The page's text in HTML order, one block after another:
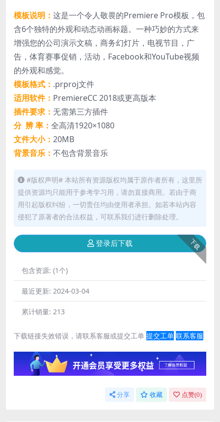
模板说明： 这是一个令人敬畏的Premiere Pro模板，包
含6个独特的外观和动态动画标题。一种巧妙的方式来
增强您的公司演示文稿，商务幻灯片，电视节目，广
告，体育赛事促销，活动，Facebook和YouTube视频
的外观和感觉。
模板格式： .prproj文件
适用软件： PremiereCC 2018或更高版本
插件要求： 无需第三方插件
分 辨 率： 全高清1920×1080
文件大小： 20MB
背景音乐： 不包含背景音乐
#版权声明# 本站所有资源版权均属于原作者所有，这里所
提供资源均只能用于参考学习用，请勿直接商用。若由于商
用引起版权纠纷，一切责任均由使用者承担。如若本站内容
侵犯了原著者的合法权益，可联系我们进行删除处理。
下载
登录后下载
包含资源: (1个)
最近更新: 2024-03-04
累计销量: 213
下载链接失效错误，请联系客服或提交工单 提交工单 联系客服
分享 收藏 点赞(0)